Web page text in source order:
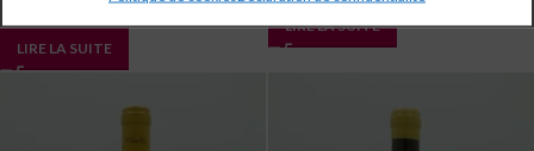
LIRE LA SUITE
LIRE LA SUITE